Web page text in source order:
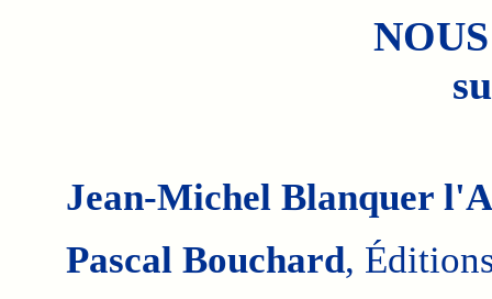
Jean-Michel Blanquer
Pascal Bouchard,